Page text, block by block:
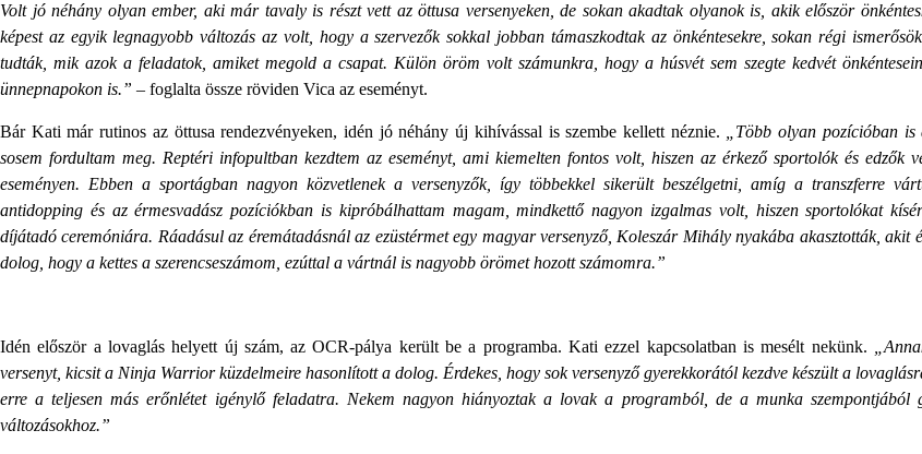
Volt jó néhány olyan ember, aki már tavaly is részt vett az öttusa versenyeken, de sokan akadtak olyanok is, akik először
képest az egyik legnagyobb változás az volt, hogy a szervezők sokkal jobban támaszkodtak az önkéntesekre, sokan régi
tudták, mik azok a feladatok, amiket megold a csapat. Külön öröm volt számunkra, hogy a húsvét sem szegte kedvét
ünnepnapokon is.” – foglalta össze röviden Vica az eseményt.
Bár Kati már rutinos az öttusa rendezvényeken, idén jó néhány új kihívással is szembe kellett néznie.
„Több olyan pozícióban
sosem fordultam meg. Reptéri infopultban kezdtem az eseményt, ami kiemelten fontos volt, hiszen az érkező sportolók és edzők
eseményen. Ebben a sportágban nagyon közvetlenek a versenyzők, így többekkel sikerült beszélgetni, amíg a transzferre
antidopping és az érmesvadász pozíciókban is kipróbálhattam magam, mindkettő nagyon izgalmas volt, hiszen sportolókat
díjátadó ceremóniára. Ráadásul az éremátadásnál az ezüstérmet egy magyar versenyző, Koleszár Mihály nyakába akasztották, akit
dolog, hogy a kettes a szerencseszámom, ezúttal a vártnál is nagyobb örömet hozott számomra.”
Idén először a lovaglás helyett új szám, az OCR-pálya került be a programba. Kati ezzel kapcsolatban is mesélt nekünk.
versenyt, kicsit a Ninja Warrior küzdelmeire hasonlított a dolog. Érdekes, hogy sok versenyző gyerekkorától kezdve készült a
erre a teljesen más erőnlétet igénylő feladatra. Nekem nagyon hiányoztak a lovak a programból, de a munka szempontjából
változásokhoz.”